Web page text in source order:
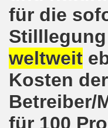
für die
Stilllegung
weltweit
Kosten der
Betreiber/
für 100
in
diskutierte
der Bergleute und
diskutiert